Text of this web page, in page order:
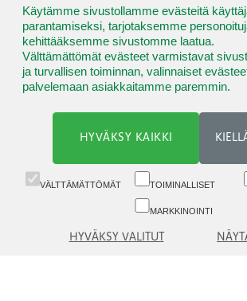
Käytämme sivustollamme evästeitä
parantamiseksi, tarjotaksemme
kehittääksemme sivustomme laatua.
Välttämättömät evästeet varmistavat
ja turvallisen toiminnan, valinnaiset
palvelemaan asiakkaitamme paremmin.
HYVÄKSY KAIKKI
VÄLTTÄMÄTTÖMÄT TOIMINALLISET
MARKKINOINTI
HYVÄKSY VALITUT